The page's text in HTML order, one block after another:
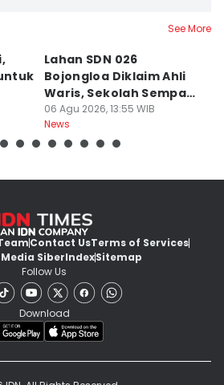
See More
Lahan SDN 026
Bojongloa Diklaim Ahli
Waris, Sekolah Sempat
Disegel
06 Agu 2026, 13:55 WIB
News
Contact UsTerms of Services
SiberIndexSitemap
Follow Us
Download